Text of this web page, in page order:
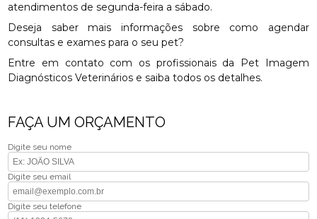
atendimentos de segunda-feira a sábado.
Deseja saber mais informações sobre como agendar
consultas e exames para o seu pet?
Entre em contato com os profissionais da Pet Imagem
Diagnósticos Veterinários e saiba todos os detalhes.
FAÇA UM ORÇAMENTO
Digite seu nome
Digite seu email
Digite seu telefone